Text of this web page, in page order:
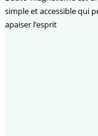
simple et accessible qui
apaiser l’esprit